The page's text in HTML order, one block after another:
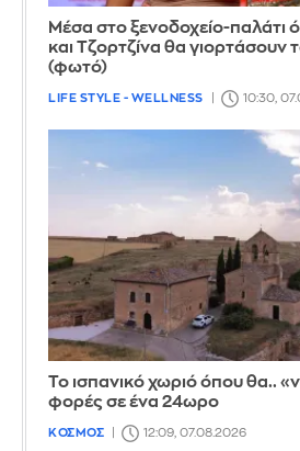
Μέσα στο ξενοδοχείο-παλάτι
και Τζορτζίνα θα γιορτάσουν
(φωτό)
LIFE STYLE - WELLNESS 10:30,
Το ισπανικό χωριό όπου θα..
φορές σε ένα 24ωρο
ΚΟΣΜΟΣ 12:09, 07.08.2026